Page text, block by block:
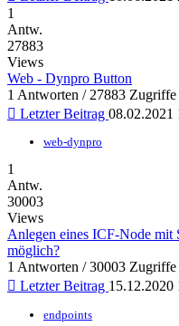
1
Antw.
27883
Views
Web - Dynpro Button
1 Antworten / 27883 Zugriffe
Letzter Beitrag 08.02.2021
web-dynpro
1
Antw.
30003
Views
Anlegen eines ICF-Node mit
möglich?
1 Antworten / 30003 Zugriffe
Letzter Beitrag 15.12.2020
endpoints